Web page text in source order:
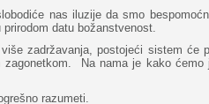
nas iluzije da smo
datu božanstvenost.
zadržavanja, postojeći sistem će
zagonetkom. Na nama je kako
razumeti.